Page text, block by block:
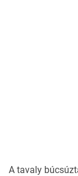
A tavaly